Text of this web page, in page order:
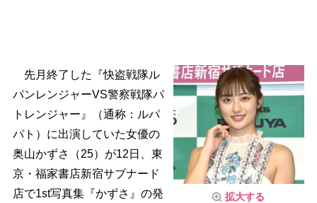
拡大する
先月終了した『快盗戦隊ル
パンレンジャーVS警察戦隊パ
トレンジャー』（通称：ルパ
パト）に出演していた女優の
奥山かずさ（25）が12日、東
京・福家書店新宿サブナード
店で1st写真集『かずさ』の発